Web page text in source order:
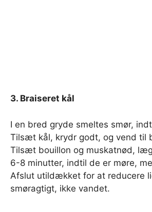
3. Braiseret kål
I en bred gryde smeltes smør,
Tilsæt kål, krydr godt, og vend til
Tilsæt bouillon og muskatnød,
6-8 minutter, indtil de er møre,
Afslut utildækket for at reducere
smøragtigt, ikke vandet.